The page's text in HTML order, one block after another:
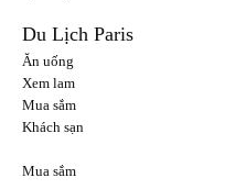
Du Lịch Paris
Ăn uống
Xem lam
Mua sắm
Khách sạn
Mua sắm